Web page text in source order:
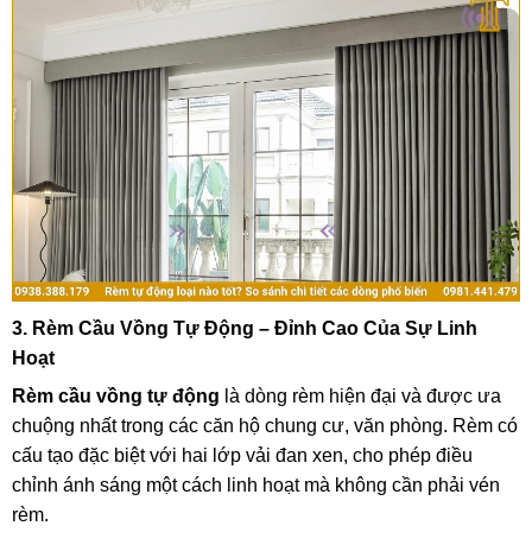
3. Rèm Cầu Vồng Tự Động – Đỉnh Cao Của Sự Linh
Hoạt
Rèm cầu vồng tự động là dòng rèm hiện đại và được ưa
chuộng nhất trong các căn hộ chung cư, văn phòng. Rèm có
cấu tạo đặc biệt với hai lớp vải đan xen, cho phép điều
chỉnh ánh sáng một cách linh hoạt mà không cần phải vén
rèm.